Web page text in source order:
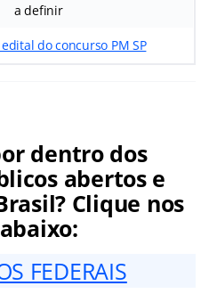
a definir
do concurso PM SP
dentro dos
abertos e
Clique nos
FEDERAIS